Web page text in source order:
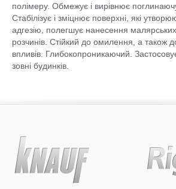
полімеру. Обмежує і вирівнює
Стабілізує і зміцнює поверхні, які
адгезію, полегшує нанесення
розчинів. Стійкий до омилення, а також
впливів. Глибокопроникаючий.
зовні будинків.